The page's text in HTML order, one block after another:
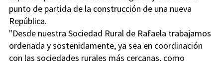
punto de partida de la construcción de una nueva
República.
"Desde nuestra Sociedad Rural de Rafaela trabajamos
ordenada y sostenidamente, ya sea en coordinación
con las sociedades rurales más cercanas, como